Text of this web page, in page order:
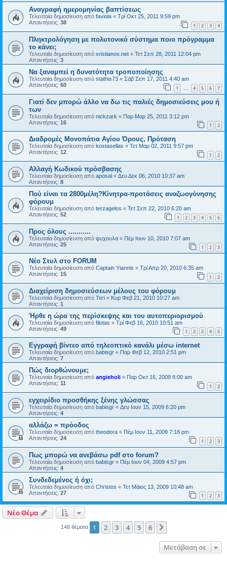
Aναγραφή ημερομηνίας βαπτίσεως
Τελευταία δημοσίευση από faviola « Τρί Οκτ 25, 2011 9:59 pm
Απαντήσεις: 38 1 2 3 4
Πληκτρολόγηση με πολυτονικό σύστημα ποιο πρόγραμμα
το κάνει;
Τελευταία δημοσίευση από xristianos.net « Τετ Σεπ 28, 2011 12:04 pm
Απαντήσεις: 3
Nα ξαναμπεί η δυνατότητα τροποποίησης
Τελευταία δημοσίευση από stathis73 « Σάβ Σεπ 17, 2011 4:40 am
Απαντήσεις: 60 1 … 4 5 6 7
Γιατί δεν μπορώ άλλο να δω τις παλιές δημοσιεύσεις μου ή
των
Τελευταία δημοσίευση από nickzark « Παρ Μαρ 25, 2011 3:12 pm
Απαντήσεις: 16 1 2
Διαδρομές Μονοπάτια Αγίου Όρους, Πρόταση
Τελευταία δημοσίευση από kostasellas « Τετ Μαρ 02, 2011 9:57 pm
Απαντήσεις: 12 1 2
Αλλαγή Κωδικού πρόσβασης
Τελευταία δημοσίευση από aposal « Δευ Δεκ 06, 2010 10:37 am
Απαντήσεις: 8
Πού είναι τα 2800μέλη?Κίνητρα-προτάσεις αναζωογόνησης
φόρουμ
Τελευταία δημοσίευση από terzagelos « Τετ Σεπ 22, 2010 6:20 am
Απαντήσεις: 52 1 2 3 4 5 6
Προς όλους ...........
Τελευταία δημοσίευση από ψυχουλα « Πέμ Ιουν 10, 2010 7:07 am
Απαντήσεις: 25 1 2 3
Νέο Στυλ στο FORUM
Τελευταία δημοσίευση από Captain Yiannis « Τρί Απρ 20, 2010 6:35 am
Απαντήσεις: 15 1 2
Διαχείριση δημοσιεύσεων μέλους του φόρουμ
Τελευταία δημοσίευση από Teri « Κυρ Φεβ 21, 2010 10:27 am
Απαντήσεις: 1
Ήρθε η ώρα της περίσκεψης και του αυτοπεριορισμού
Τελευταία δημοσίευση από filotas « Τρί Φεβ 16, 2010 10:51 am
Απαντήσεις: 49 1 2 3 4 5
Εγγραφή βίντεο από τηλεοπτικό κανάλι μέσω internet
Τελευταία δημοσίευση από babisgr « Παρ Φεβ 12, 2010 2:51 pm
Απαντήσεις: 7
Πώς διορθώνουμε;
Τελευταία δημοσίευση από angieholi « Παρ Οκτ 16, 2009 8:00 am
Απαντήσεις: 11 1 2
εγχειρίδιο προσθήκης ξένης γλώσσας
Τελευταία δημοσίευση από babisgr « Δευ Ιουν 15, 2009 6:20 pm
Απαντήσεις: 4
αλλάζω = πρόοδος
Τελευταία δημοσίευση από theodora « Πέμ Ιουν 11, 2009 7:18 pm
Απαντήσεις: 24 1 2 3
Πως μπορώ να ανεβάσω pdf στο forum?
Τελευταία δημοσίευση από babisgr « Πέμ Ιουν 04, 2009 4:57 pm
Απαντήσεις: 4
Συνδεδεμένος ή όχι;
Τελευταία δημοσίευση από Christos « Τετ Μάιος 13, 2009 10:48 am
Απαντήσεις: 27 1 2 3
Νέο Θέμα
148 θέματα 1 2 3 4 5 6
Μετάβαση σε